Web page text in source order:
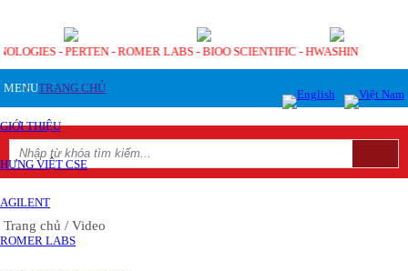
- PERTEN - ROMER LABS - BIOO SCIENTIFIC - HWASHIN
MENUTRANG CHỦ
GIỚI THIỆU
HƯNG VIỆT CSE
AGILENT
ROMER LABS
Trang chủ / Video